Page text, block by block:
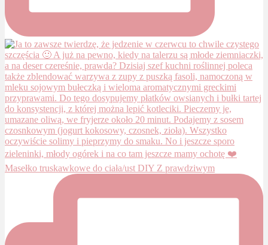
Masełko truskawkowe do ciała/ust DIY Z prawdziwym